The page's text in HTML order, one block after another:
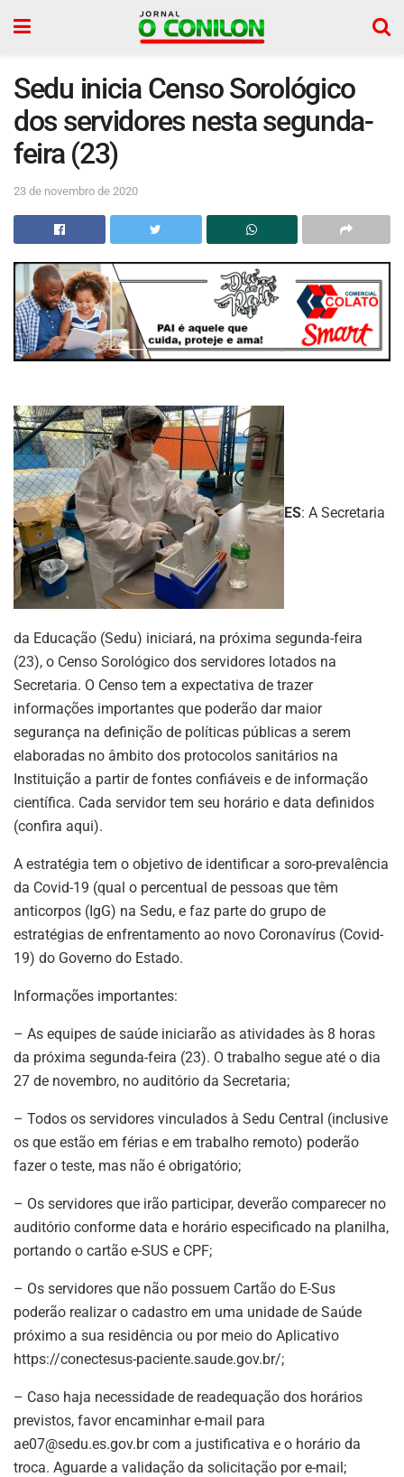
Sedu inicia Censo Sorológico
dos servidores nesta segunda-
feira (23)
23 de novembro de 2020
ES: A Secretaria
da Educação (Sedu) iniciará, na próxima segunda-feira
(23), o Censo Sorológico dos servidores lotados na
Secretaria. O Censo tem a expectativa de trazer
informações importantes que poderão dar maior
segurança na definição de políticas públicas a serem
elaboradas no âmbito dos protocolos sanitários na
Instituição a partir de fontes confiáveis e de informação
científica. Cada servidor tem seu horário e data definidos
(confira aqui).
A estratégia tem o objetivo de identificar a soro-prevalência
da Covid-19 (qual o percentual de pessoas que têm
anticorpos (IgG) na Sedu, e faz parte do grupo de
estratégias de enfrentamento ao novo Coronavírus (Covid-
19) do Governo do Estado.
Informações importantes:
– As equipes de saúde iniciarão as atividades às 8 horas
da próxima segunda-feira (23). O trabalho segue até o dia
27 de novembro, no auditório da Secretaria;
– Todos os servidores vinculados à Sedu Central (inclusive
os que estão em férias e em trabalho remoto) poderão
fazer o teste, mas não é obrigatório;
– Os servidores que irão participar, deverão comparecer no
auditório conforme data e horário especificado na planilha,
portando o cartão e-SUS e CPF;
– Os servidores que não possuem Cartão do E-Sus
poderão realizar o cadastro em uma unidade de Saúde
próximo a sua residência ou por meio do Aplicativo
https://conectesus-paciente.saude.gov.br/;
– Caso haja necessidade de readequação dos horários
previstos, favor encaminhar e-mail para
ae07@sedu.es.gov.brcom a justificativa e o horário da
troca. Aguarde a validação da solicitação por e-mail;